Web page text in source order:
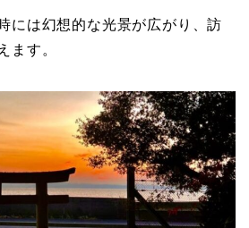
には幻想的な光景が広がり、訪
ます。